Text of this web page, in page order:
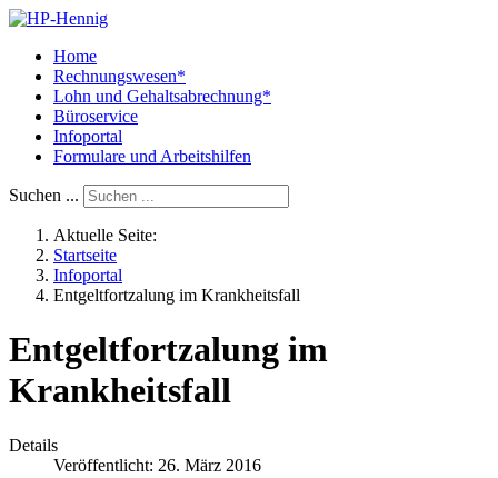
Home
Rechnungswesen*
Lohn und Gehaltsabrechnung*
Büroservice
Infoportal
Formulare und Arbeitshilfen
Suchen ...
Aktuelle Seite:
Startseite
Infoportal
Entgeltfortzalung im Krankheitsfall
Entgeltfortzalung im
Krankheitsfall
Details
Veröffentlicht: 26. März 2016